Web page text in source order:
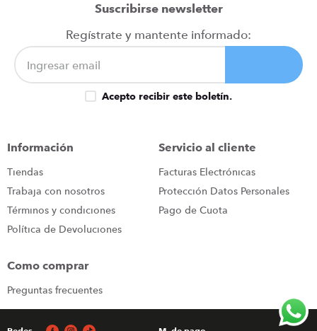
Suscribirse newsletter
Regístrate y mantente informado:
Acepto recibir este boletín.
Información
Tiendas
Trabaja con nosotros
Términos y condiciones
Política de Devoluciones
Servicio al cliente
Facturas Electrónicas
Protección Datos Personales
Pago de Cuota
Como comprar
Preguntas frecuentes